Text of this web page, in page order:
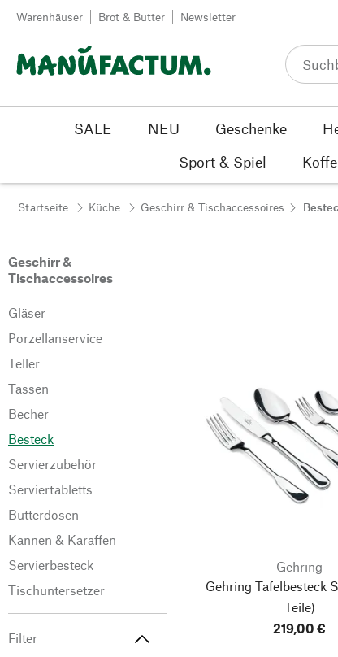
Zum Inhalt springen
Warenhäuser Brot & Butter Newsletter
SALE NEU Geschenke
Sport & Spiel
Startseite Küche Geschirr & Tischaccessoires
Geschirr &
Tischaccessoires
Gläser
Porzellanservice
Teller
Tassen
Becher
Besteck
Servierzubehör
Serviertabletts
Butterdosen
Kannen & Karaffen
Servierbesteck
Tischuntersetzer
Filter
Gehring
Gehring Tafelbesteck
Teile)
219,00 €